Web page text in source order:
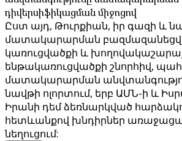
դիվերսիֆիկացման միջոցով
Ըստ այդ, Թուրքիան, իր գազի և
մատակարարման
կառուցվածքի և
ենթակառուցվածքի շնորհիվ,
մատակարարման
նավթի ոլորտում, երբ ԱՄՆ-ի և
Իրանի դեմ ձեռնարկված
հետևանքով խնդիրներ
նեղուցում: